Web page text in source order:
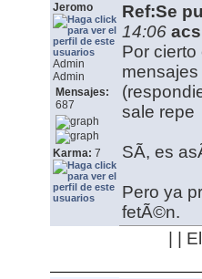
Jeromo
Admin
Admin
Mensajes:
687
Karma: 7
Ref:Se
14:06
Por
sale repe
SÃ­, es
Pero ya
fetÃ©n.
| |